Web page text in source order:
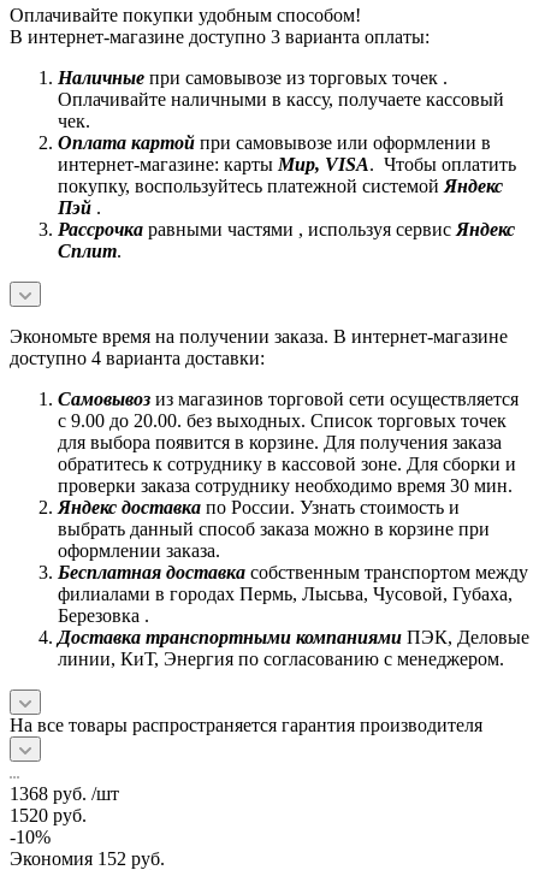
Оплачивайте покупки удобным способом!
В интернет-магазине доступно 3 варианта оплаты:
Наличные при самовывозе из торговых точек .
Оплачивайте наличными в кассу, получаете кассовый
чек.
Оплата картой при самовывозе или оформлении в
интернет-магазине: карты Mир, VISA. Чтобы оплатить
покупку, воспользуйтесь платежной системой Яндекс
Пэй .
Рассрочка равными частями , используя сервис Яндекс
Сплит.
Экономьте время на получении заказа. В интернет-магазине
доступно 4 варианта доставки:
Самовывоз из магазинов торговой сети осуществляется
с 9.00 до 20.00. без выходных. Список торговых точек
для выбора появится в корзине. Для получения заказа
обратитесь к сотруднику в кассовой зоне. Для сборки и
проверки заказа сотруднику необходимо время 30 мин.
Яндекс доставка по России. Узнать стоимость и
выбрать данный способ заказа можно в корзине при
оформлении заказа.
Бесплатная доставка собственным транспортом между
филиалами в городах Пермь, Лысьва, Чусовой, Губаха,
Березовка .
Доставка транспортными компаниями ПЭК, Деловые
линии, КиТ, Энергия по согласованию с менеджером.
На все товары распространяется гарантия производителя
1368 руб. /шт
1520 руб.
-10%
Экономия 152 руб.